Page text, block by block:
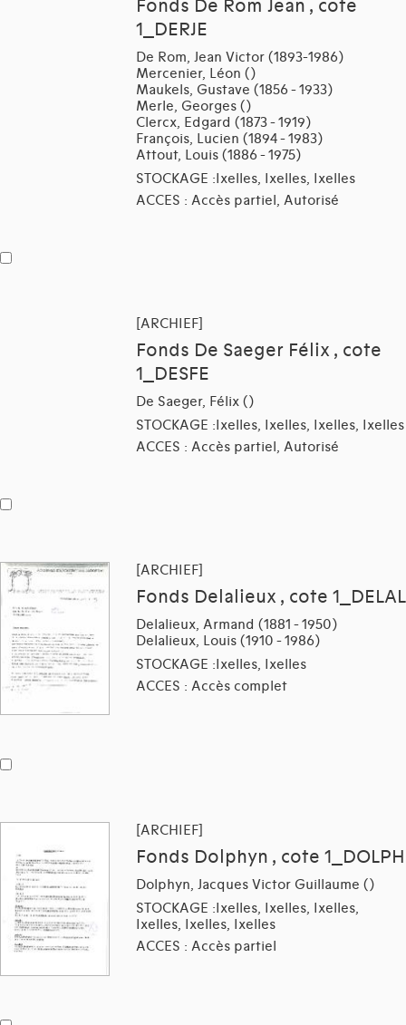
Fonds De Rom Jean , cote
1_DERJE
De Rom, Jean Victor (1893-1986)
Mercenier, Léon ()
Maukels, Gustave (1856 - 1933)
Merle, Georges ()
Clercx, Edgard (1873 - 1919)
François, Lucien (1894 - 1983)
Attout, Louis (1886 - 1975)
STOCKAGE :Ixelles, Ixelles, Ixelles
ACCES : Accès partiel, Autorisé
[ARCHIEF]
Fonds De Saeger Félix , cote
1_DESFE
De Saeger, Félix ()
STOCKAGE :Ixelles, Ixelles, Ixelles, Ixelles
ACCES : Accès partiel, Autorisé
[ARCHIEF]
Fonds Delalieux , cote 1_DELAL
Delalieux, Armand (1881 - 1950)
Delalieux, Louis (1910 - 1986)
STOCKAGE :Ixelles, Ixelles
ACCES : Accès complet
[ARCHIEF]
Fonds Dolphyn , cote 1_DOLPH
Dolphyn, Jacques Victor Guillaume ()
STOCKAGE :Ixelles, Ixelles, Ixelles,
Ixelles, Ixelles, Ixelles
ACCES : Accès partiel